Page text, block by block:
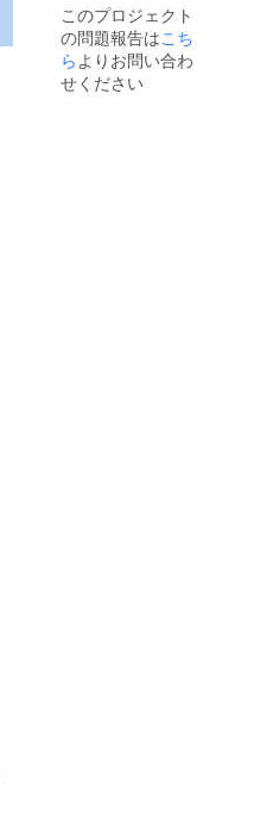
アーカ
イブで
配信予
定で
す。
３時間
程度の
実施を
予定し
ていま
このプロジェクト
の問題報告はこち
ら よりお問い合わ
せください